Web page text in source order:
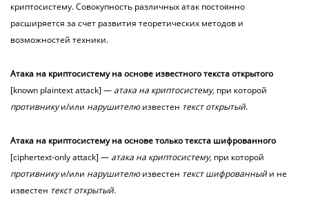
криптосистему. Совокупность различных атак постоянно
расширяется за счет развития теоретических методов и
возможностей техники.
Атака на криптосистему наоснове известноготекстаоткрытого
[known plaintext attack] — атака на криптосистему, при которой
противникуи/или нарушителюизвестен текст открытый.
Атака на криптосистему наоснове только текста шифрованного
[ciphertext-only attack] — атака на криптосистему, при которой
противникуи/или нарушителюизвестен текст шифрованный и не
известен текст открытый.